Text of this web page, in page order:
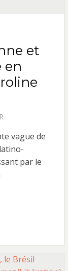
et
en
vague de
par le